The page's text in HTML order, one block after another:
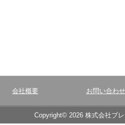
会社概要 お問い合わせ
Copyright© 2026 株式会社ブ